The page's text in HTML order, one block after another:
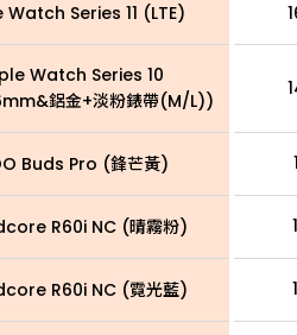
Series 11 (LTE)
Watch Series 10
鋁金+淡粉錶帶(M/L))
Buds Pro (鋒芒黃)
R60i NC (晴霧粉)
R60i NC (霓光藍)